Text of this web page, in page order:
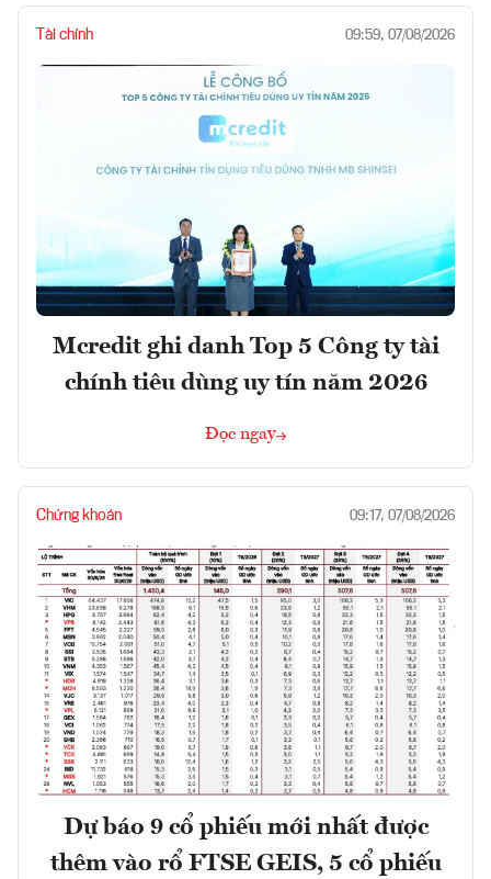
Tài chính 09:59, 07/08/2026
Mcredit ghi danh Top 5 Công ty tài
chính tiêu dùng uy tín năm 2026
Đọc ngay
Chứng khoán 09:17, 07/08/2026
Dự báo 9 cổ phiếu mới nhất được
thêm vào rổ FTSE GEIS, 5 cổ phiếu